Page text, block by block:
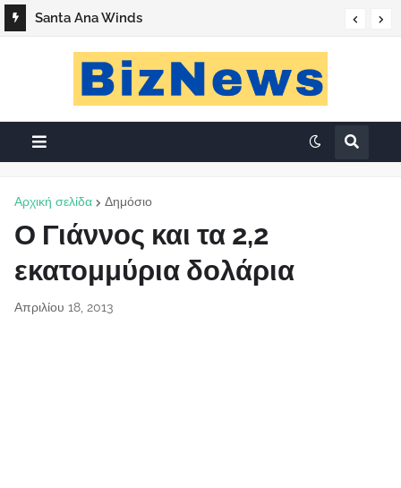
Santa Ana Winds
Αρχική σελίδα Δημόσιο
Ο Γιάννος και τα 2,2
εκατομμύρια δολάρια
Απριλίου 18, 2013